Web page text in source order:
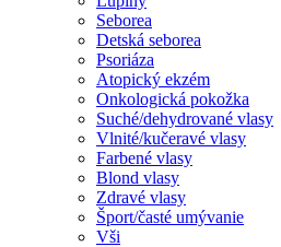
Seborea
Detská seborea
Psoriáza
Atopický ekzém
Onkologická pokožka
Suché/dehydrované vlasy
Vlnité/kučeravé vlasy
Farbené vlasy
Blond vlasy
Zdravé vlasy
Šport/časté umývanie
Vši